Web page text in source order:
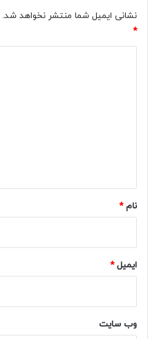
نشانی ایمیل شما منتشر نخواهد شد.
*
نام*
ایمیل*
وب‌ سایت